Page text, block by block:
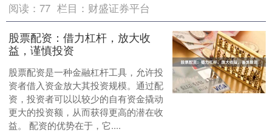
阅读：77 栏目： 财盛证券平台
股票配资：借力杠杆，放大收
益，谨慎投资
股票配资是一种金融杠杆工具，允许投
资者借入资金放大其投资规模。通过配
资，投资者可以以较少的自有资金撬动
更大的投资额，从而获得更高的潜在收
益。 配资的优势在于，它....